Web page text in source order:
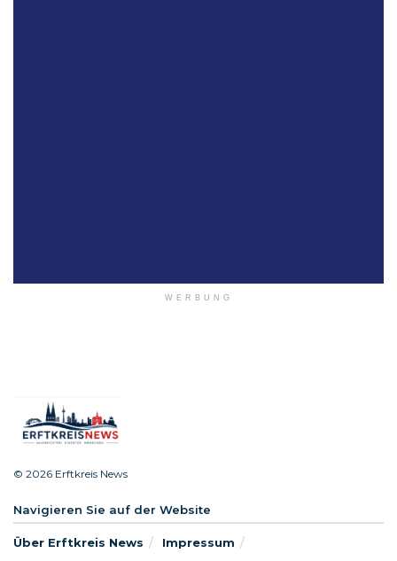
WERBUNG
© 2026 Erftkreis News
Navigieren Sie auf der Website
Über Erftkreis News Impressum